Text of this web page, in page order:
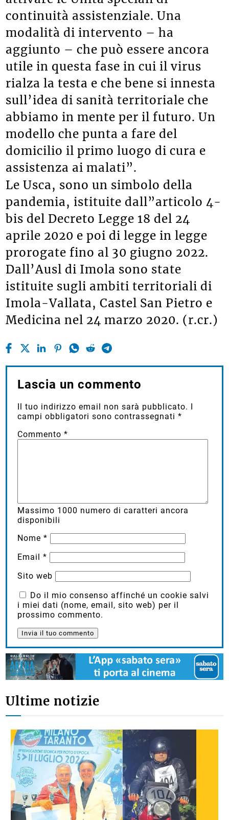
continuità assistenziale. Una
modalità di intervento – ha
aggiunto – che può essere ancora
utile in questa fase in cui il virus
rialza la testa e che bene si innesta
sull’idea di sanità territoriale che
abbiamo in mente per il futuro. Un
modello che punta a fare del
domicilio il primo luogo di cura e
assistenza ai malati”.
Le Usca, sono un simbolo della
pandemia, istituite dall”articolo 4-
bis del Decreto Legge 18 del 24
aprile 2020 e poi di legge in legge
prorogate fino al 30 giugno 2022.
Dall’Ausl di Imola sono state
istituite sugli ambiti territoriali di
Imola-Vallata, Castel San Pietro e
Medicina nel 24 marzo 2020. (r.cr.)
Lascia un commento
Il tuo indirizzo email non sarà pubblicato.
campi obbligatori sono contrassegnati*
Commento*
Massimo 1000 numero di caratteri ancora
disponibili
Nome*
Email*
Sito web
Do il mio consenso affinché un cookie salvi
i miei dati (nome, email, sito web) per il
prossimo commento.
Ultime notizie